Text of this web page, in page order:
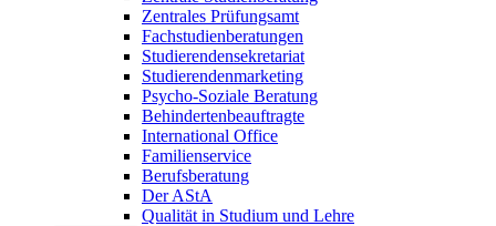
Zentrales Prüfungsamt
Fachstudienberatungen
Studierendensekretariat
Studierendenmarketing
Psycho-Soziale Beratung
Behindertenbeauftragte
International Office
Familienservice
Berufsberatung
Der AStA
Qualität in Studium und Lehre